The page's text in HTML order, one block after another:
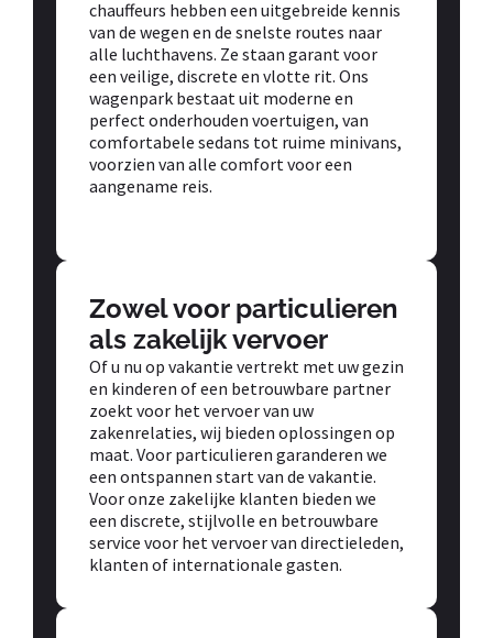
chauffeurs hebben een uitgebreide kennis
van de wegen en de snelste routes naar
alle luchthavens. Ze staan garant voor
een veilige, discrete en vlotte rit. Ons
wagenpark bestaat uit moderne en
perfect onderhouden voertuigen, van
comfortabele sedans tot ruime minivans,
voorzien van alle comfort voor een
aangename reis.
Zowel voor particulieren
als zakelijk vervoer
Of u nu op vakantie vertrekt met uw gezin
en kinderen of een betrouwbare partner
zoekt voor het vervoer van uw
zakenrelaties, wij bieden oplossingen op
maat. Voor particulieren garanderen we
een ontspannen start van de vakantie.
Voor onze zakelijke klanten bieden we
een discrete, stijlvolle en betrouwbare
service voor het vervoer van directieleden,
klanten of internationale gasten.